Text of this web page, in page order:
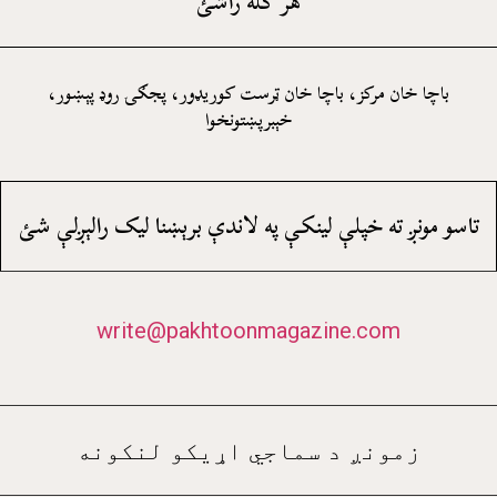
باچا خان مرکز، باچا خان ټرست کوريډور، پجګۍ روډ پېښور،
خېبرپښتونخوا
تاسو مونږ ته خپلې لينکې په لاندې برېښنا ليک رالېږلې شئ
write@pakhtoonmagazine.com
زمونږ د سماجي اړيکو لنکونه